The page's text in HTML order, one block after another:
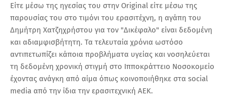
Είτε μέσω της ηγεσίας του στην Οriginal είτε μέσω της
παρουσίας του στο τιμόνι του ερασιτέχνη, η αγάπη του
Δημήτρη Χατζηχρήστου για τον "Δικέφαλο" είναι δεδομένη
και αδιαμφισβήτητη. Τα τελευταία χρόνια ωστόσο
αντιπετωπίζει κάποια προβλήματα υγείας και νοσηλεύεται
τη δεδομένη χρονική στιγμή στο Ιπποκράττειο Νοσοκομείο
έχοντας ανάγκη από αίμα όπως κοινοποιήθηκε στα social
media από την ίδια την ερασιτεχνική ΑΕΚ.